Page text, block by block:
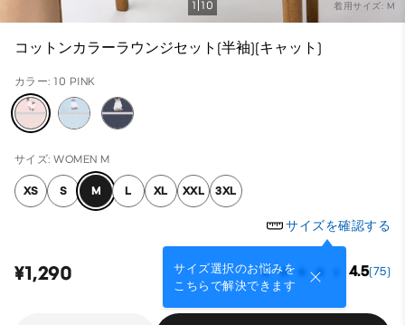
着用サイズ: M
1 10
コットンカラーラウンジセット(半袖)(キャット)
カラー: 10 PINK
サイズ: WOMEN M
XS S M L XL XXL 3XL
サイズを確認する
サイズ選択のお悩みを
こちらで解決できます
¥1,290 4.5(75)